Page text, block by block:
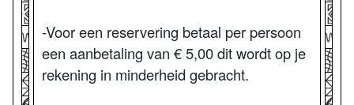
-Voor een reservering betaal per persoon
een aanbetaling van € 5,00 dit wordt op je
rekening in minderheid gebracht.